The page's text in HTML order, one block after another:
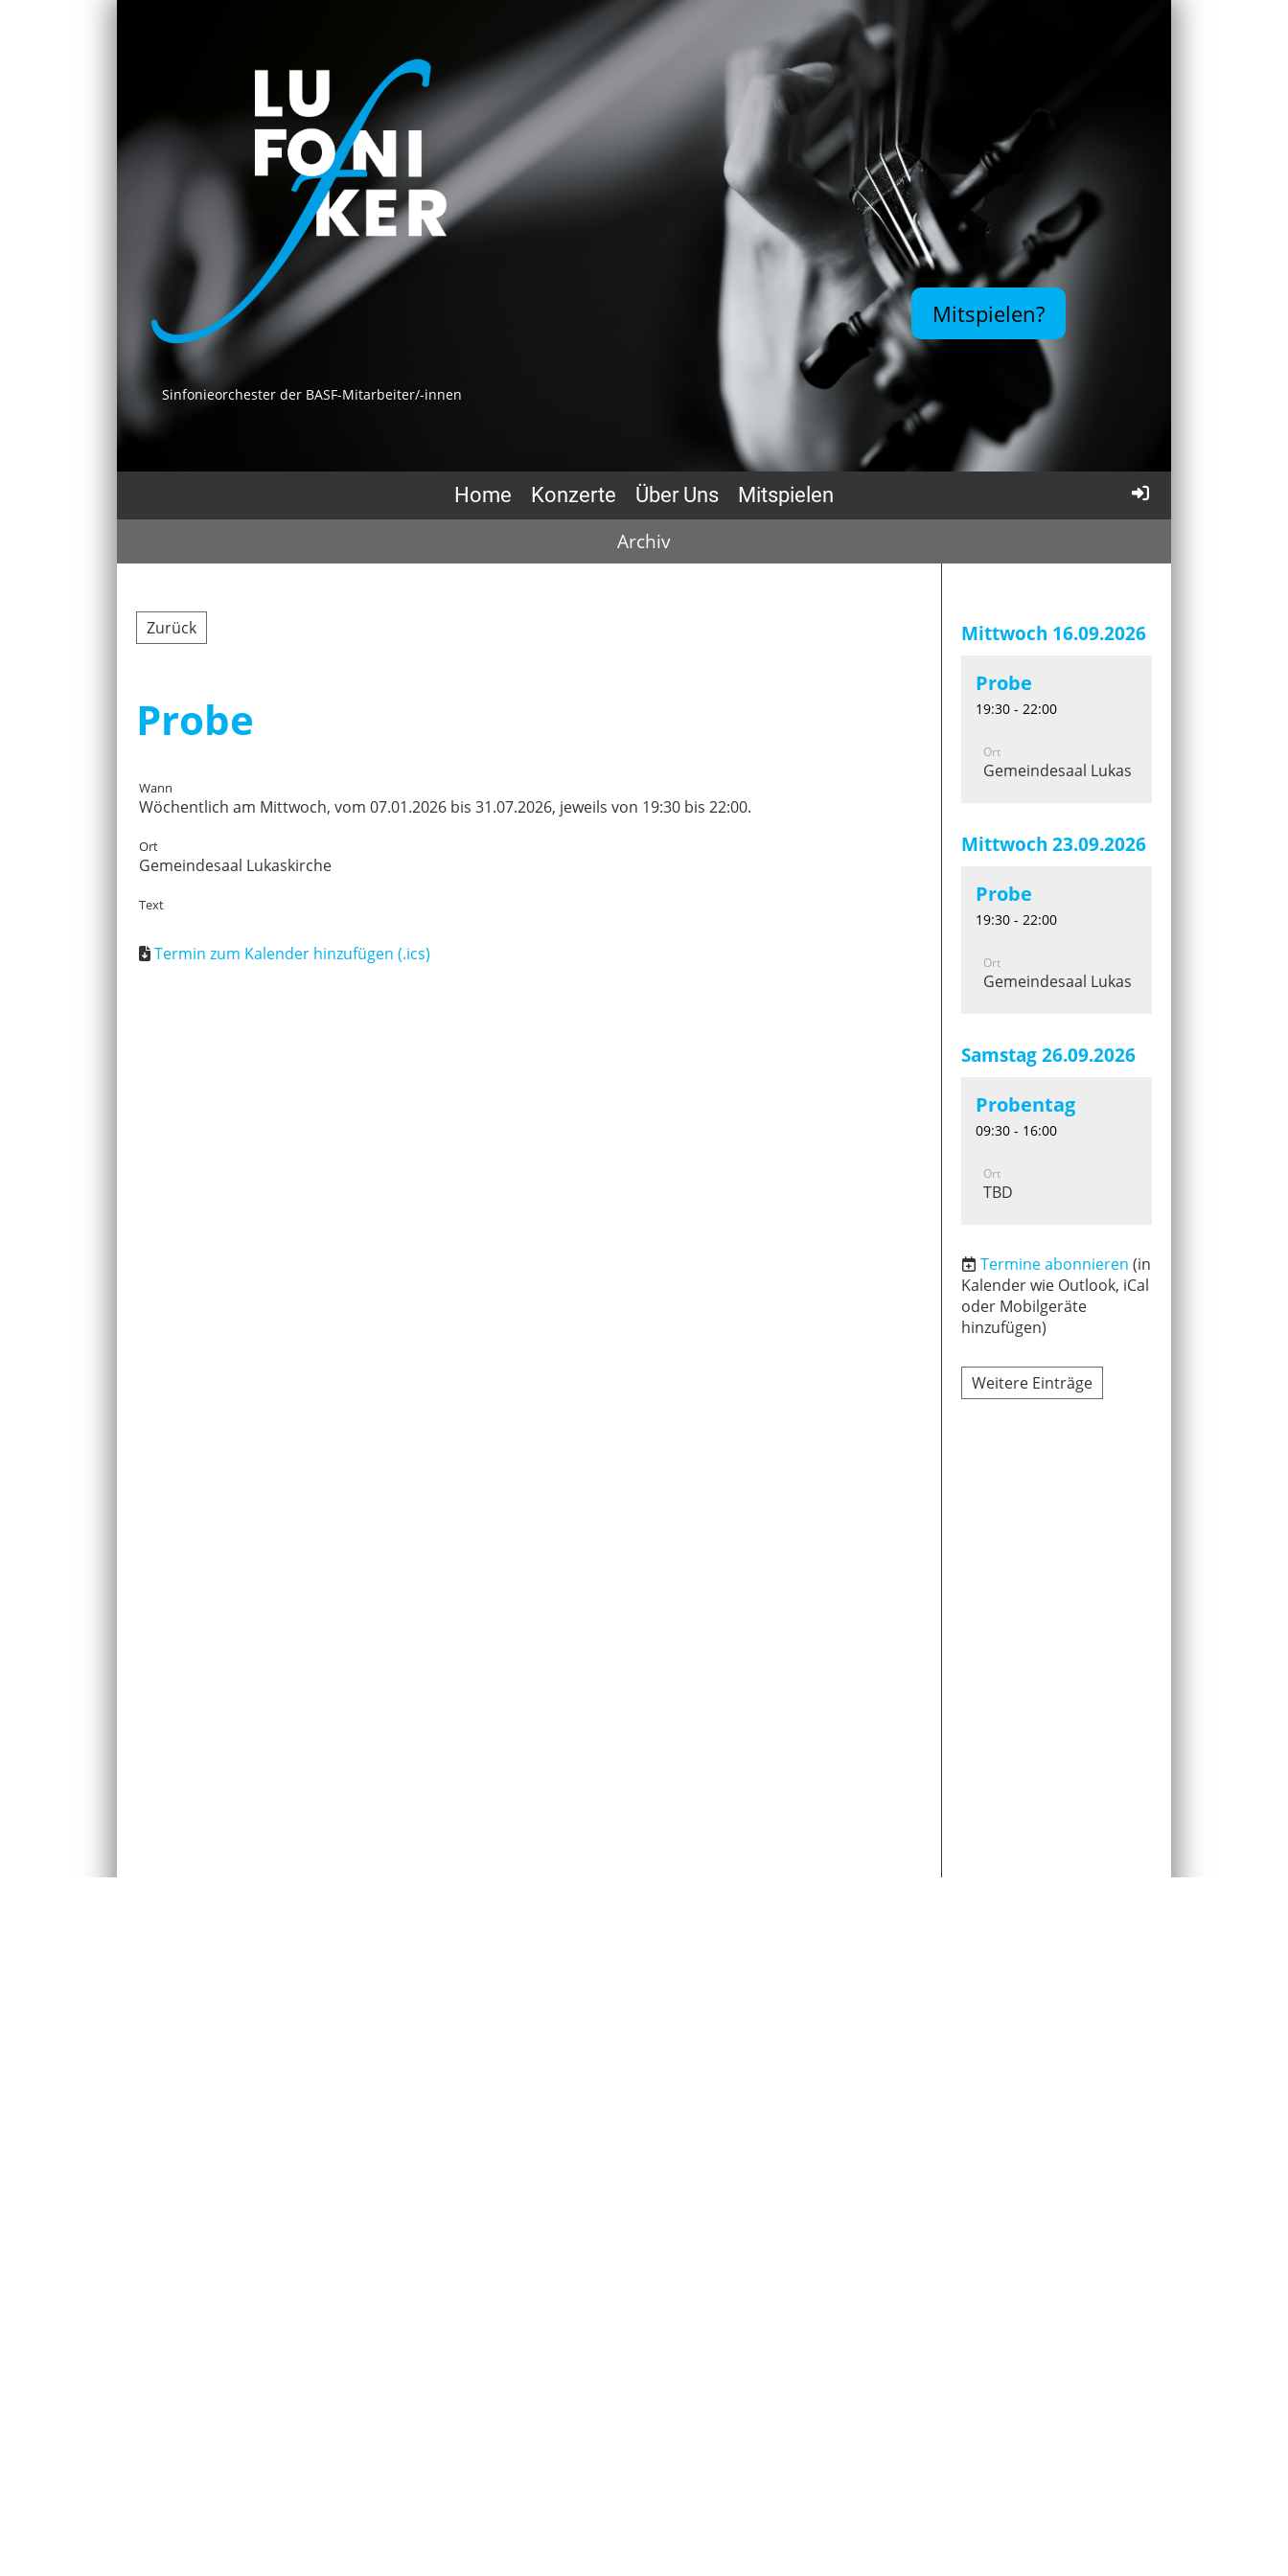
Sinfonieorchester der BASF-Mitarbeiter/-innen
Mitspielen?
Home Konzerte Über Uns Mitspielen
Archiv
Zurück
Probe
Wann
Wöchentlich am Mittwoch, vom 07.01.2026 bis 31.07.2026, jeweils von 19:30 bis 22:00.
Ort
Gemeindesaal Lukaskirche
Text
Termin zum Kalender hinzufügen (.ics)
Mittwoch 16.09.2026
Probe
19:30 - 22:00
Ort
Gemeindesaal Lukaskirche
Mittwoch 23.09.2026
Probe
19:30 - 22:00
Ort
Gemeindesaal Lukaskirche
Samstag 26.09.2026
Probentag
09:30 - 16:00
Ort
TBD
Termine abonnieren (in
Kalender wie Outlook, iCal
oder Mobilgeräte
hinzufügen)
Weitere Einträge